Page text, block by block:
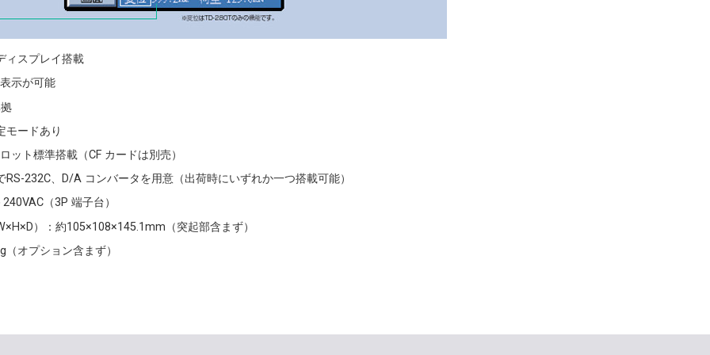
ィスプレイ搭載
示が可能
モードあり
ット標準搭載（CF カードは別売）
RS-232C、D/A コンバータを用意（出荷時にいずれか一つ搭載可能）
（3P 端子台）
）：約105×108×145.1mm（突起部含まず）
（オプション含まず）